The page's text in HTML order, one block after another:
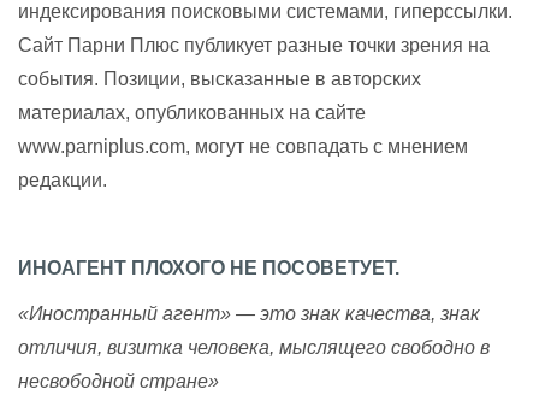
индексирования поисковыми системами, гиперссылки.
Сайт Парни Плюс публикует разные точки зрения на
события. Позиции, высказанные в авторских
материалах, опубликованных на сайте
www.parniplus.com, могут не совпадать с мнением
редакции.
ИНОАГЕНТ ПЛОХОГО НЕ ПОСОВЕТУЕТ.
«Иностранный агент» — это знак качества, знак
отличия, визитка человека, мыслящего свободно в
несвободной стране»